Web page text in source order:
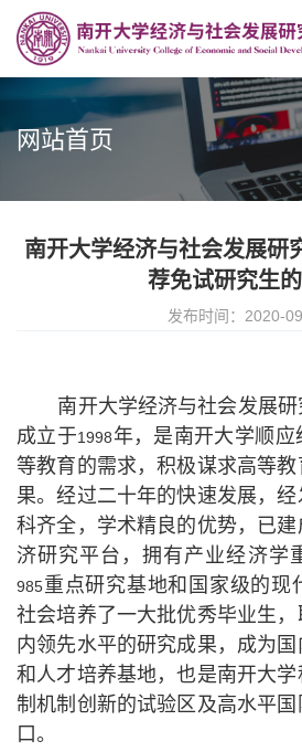
网站首页
南开大学经济与社会发展研
荐免试研究生
发布时间：2020-
南开大学经济与社会发展研
成立于1998年，是南开大学顺
等教育的需求，积极谋求高等
果。经过二十年的快速发展，
科齐全，学术精良的优势，已
济研究平台，拥有产业经济学
985重点研究基地和国家级的现
社会培养了一大批优秀毕业生
内领先水平的研究成果，成为
和人才培养基地，也是南开大
制机制创新的试验区及高水平
口。